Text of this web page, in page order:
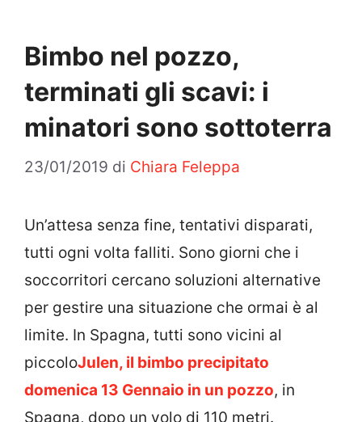
Bimbo nel pozzo,
terminati gli scavi: i
minatori sono sottoterra
23/01/2019 di Chiara Feleppa
Un’attesa senza fine, tentativi disparati,
tutti ogni volta falliti. Sono giorni che i
soccorritori cercano soluzioni alternative
per gestire una situazione che ormai è al
limite. In Spagna, tutti sono vicini al
piccoloJulen, il bimbo precipitato
domenica 13 Gennaio in un pozzo, in
Spagna, dopo un volo di 110 metri.